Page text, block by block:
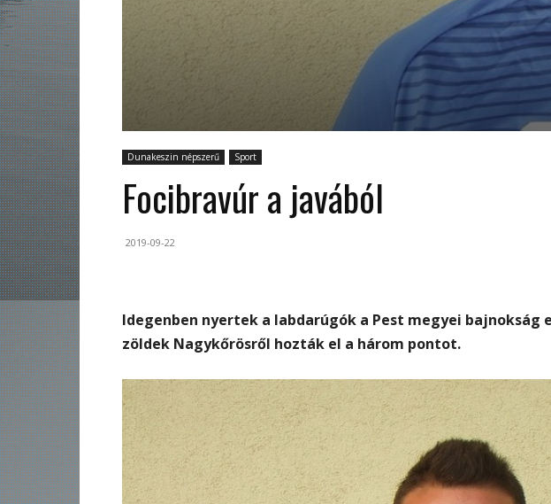
Dunakeszin népszerű Sport
Focibravúr a javából
2019-09-22
Idegenben nyertek a labdarúgók a Pest megyei bajnokság
zöldek Nagykőrösről hozták el a három pontot.